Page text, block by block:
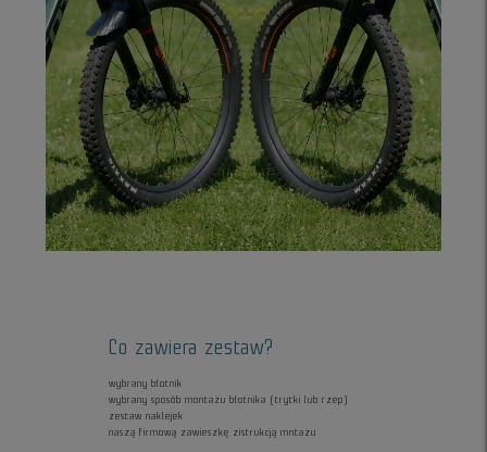
Co zawiera zestaw?
wybrany błotnik
wybrany sposób montażu błotnika (trytki lub rzep)
zestaw naklejek
naszą firmową zawieszkę zistrukcją mntażu